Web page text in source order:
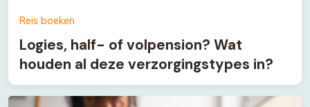
Reis boeken
Logies, half- of volpension? Wat
houden al deze verzorgingstypes in?